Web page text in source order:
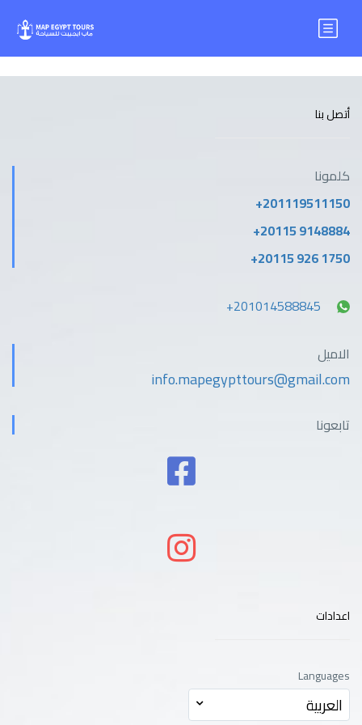
أتصل بنا
كلمونا
+201119511150
+20115 9148884
+20115 926 1750
+201014588845
الاميل
info.mapegypttours@gmail.com
تابعونا
اعدادات
Languages
العربية